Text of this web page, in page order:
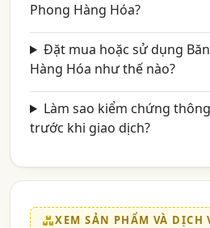
Phong Hàng Hóa?
Đặt mua hoặc sử dụng
Hàng Hóa như thế nào?
Làm sao kiểm chứng
trước khi giao dịch?
XEM SẢN PHẨM VÀ DỊCH